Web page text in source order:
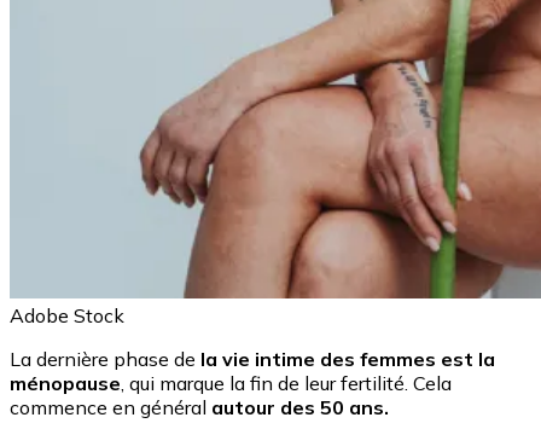
Adobe Stock
La dernière phase de la vie intime des femmes est la
ménopause, qui marque la fin de leur fertilité. Cela
commence en général autour des 50 ans.